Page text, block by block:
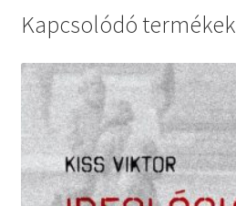
Kapcsolódó termékek